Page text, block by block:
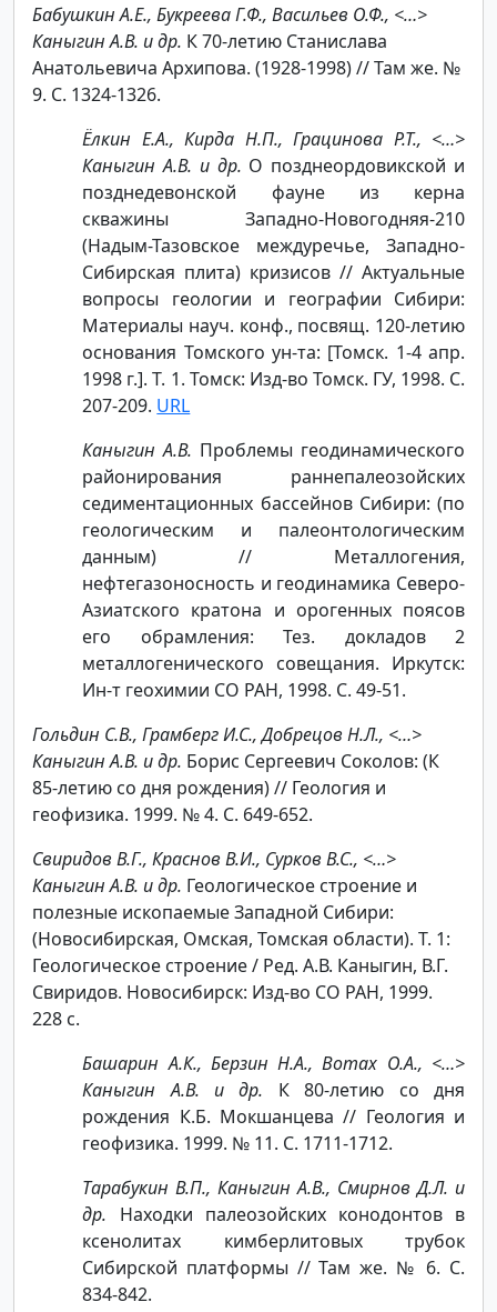
Бабушкин А.Е., Букреева Г.Ф., Васильев О.Ф., <…>
Каныгин А.В. и др. К 70-летию Станислава
Анатольевича Архипова. (1928-1998) // Там же. №
9. С. 1324-1326.
Ёлкин Е.А., Кирда Н.П., Грацинова Р.Т., <…>
Каныгин А.В. и др. О позднеордовикской и
позднедевонской фауне из керна
скважины Западно-Новогодняя-210
(Надым-Тазовское междуречье, Западно-
Сибирская плита) кризисов // Актуальные
вопросы геологии и географии Сибири:
Материалы науч. конф., посвящ. 120-летию
основания Томского ун-та: [Томск. 1-4 апр.
1998 г.]. Т. 1. Томск: Изд-во Томск. ГУ, 1998. С.
207-209. URL
Каныгин А.В. Проблемы геодинамического
районирования раннепалеозойских
седиментационных бассейнов Сибири: (по
геологическим и палеонтологическим
данным) // Металлогения,
нефтегазоносность и геодинамика Северо-
Азиатского кратона и орогенных поясов
его обрамления: Тез. докладов 2
металлогенического совещания. Иркутск:
Ин-т геохимии СО РАН, 1998. С. 49-51.
Гольдин С.В., Грамберг И.С., Добрецов Н.Л., <…>
Каныгин А.В. и др. Борис Сергеевич Соколов: (К
85-летию со дня рождения) // Геология и
геофизика. 1999. № 4. С. 649-652.
Свиридов В.Г., Краснов В.И., Сурков В.С., <…>
Каныгин А.В. и др. Геологическое строение и
полезные ископаемые Западной Сибири:
(Новосибирская, Омская, Томская области). Т. 1:
Геологическое строение / Ред. А.В. Каныгин, В.Г.
Свиридов. Новосибирск: Изд-во СО РАН, 1999.
228 с.
Башарин А.К., Берзин Н.А., Вотах О.А., <…>
Каныгин А.В. и др.
К 80-летию со дня
рождения К.Б. Мокшанцева // Геология и
геофизика. 1999. № 11. С. 1711-1712.
Тарабукин В.П., Каныгин А.В., Смирнов Д.Л. и
др. Находки палеозойских конодонтов в
ксенолитах кимберлитовых трубок
Сибирской платформы // Там же. № 6. С.
834-842.